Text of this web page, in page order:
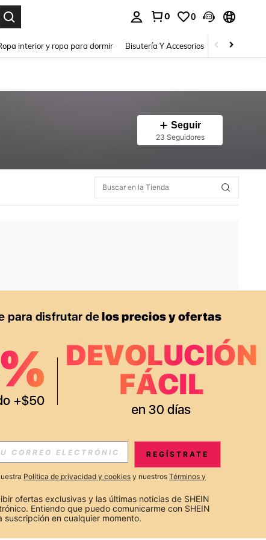
0 0
interior y ropa para dormir Bisutería Y Accesorios Zapatos
Seguir
23 Seguidores
APP
PROMOCIONES Y NOTICIAS DE SHEIN
Suscribir
REGÍSTRATE
Política de privacidad y cookies y nuestros Términos y
ofertas exclusivas y las últimas noticias de SHEIN
Entiendo que puedo comunicarme con SHEIN
suscripción en cualquier momento.